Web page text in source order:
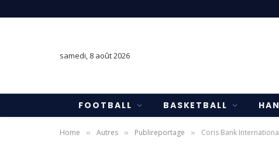
samedi, 8 août 2026
FOOTBALL BASKETBALL
Home » Autres » Publireportage » Coris Bank